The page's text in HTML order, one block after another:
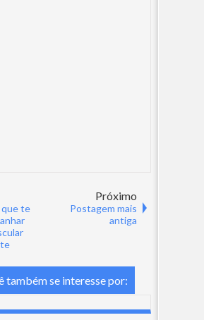
te
Próximo
Postagem mais
antiga
também se interesse por: